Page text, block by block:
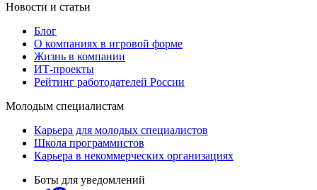
Новости и статьи
Блог
О компаниях в игровой форме
Жизнь в компании
ИТ-проекты
Рейтинг работодателей России
Молодым специалистам
Карьера для молодых специалистов
Школа программистов
Карьера в некоммерческих организациях
Боты для уведомлений